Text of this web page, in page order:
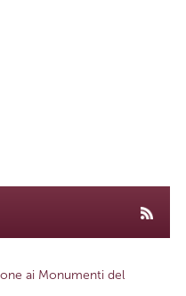
ai Monumenti del